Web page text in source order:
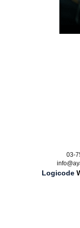
Logicode